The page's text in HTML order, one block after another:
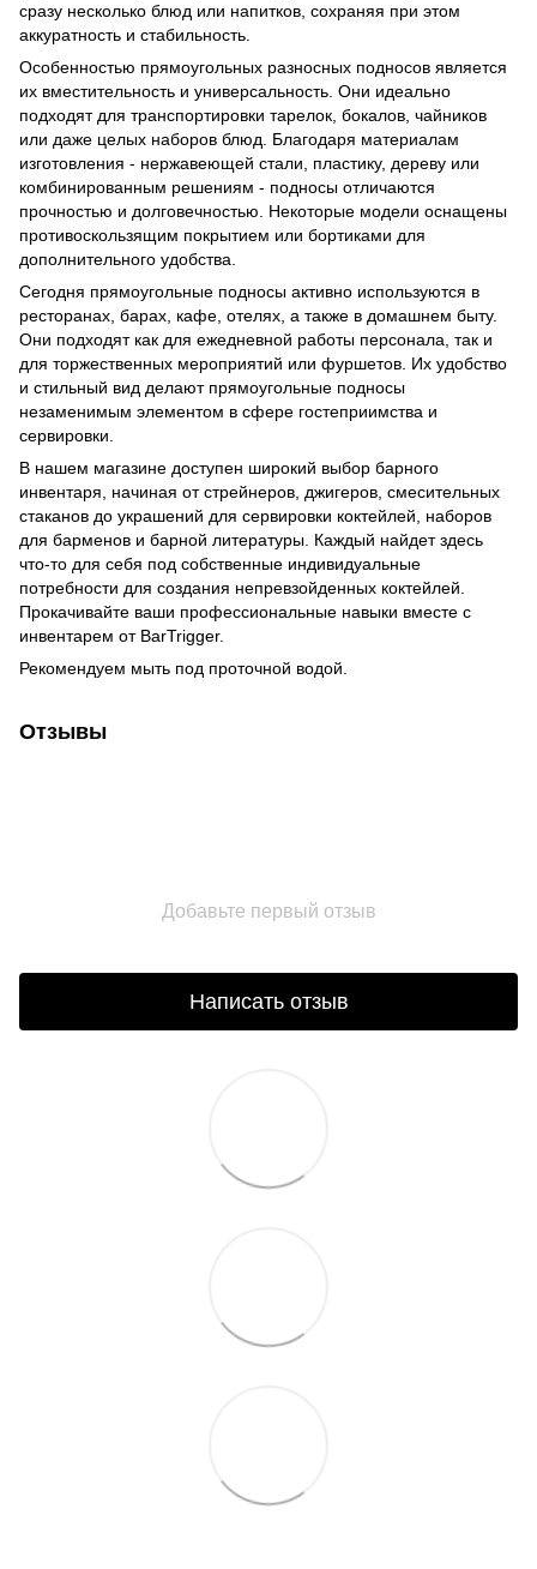
сразу несколько блюд или напитков, сохраняя при этом
аккуратность и стабильность.
Особенностью прямоугольных разносных подносов является
их вместительность и универсальность. Они идеально
подходят для транспортировки тарелок, бокалов, чайников
или даже целых наборов блюд. Благодаря материалам
изготовления - нержавеющей стали, пластику, дереву или
комбинированным решениям - подносы отличаются
прочностью и долговечностью. Некоторые модели оснащены
противоскользящим покрытием или бортиками для
дополнительного удобства.
Сегодня прямоугольные подносы активно используются в
ресторанах, барах, кафе, отелях, а также в домашнем быту.
Они подходят как для ежедневной работы персонала, так и
для торжественных мероприятий или фуршетов. Их удобство
и стильный вид делают прямоугольные подносы
незаменимым элементом в сфере гостеприимства и
сервировки.
В нашем магазине доступен широкий выбор барного
инвентаря, начиная от стрейнеров, джигеров, смесительных
стаканов до украшений для сервировки коктейлей, наборов
для барменов и барной литературы. Каждый найдет здесь
что-то для себя под собственные индивидуальные
потребности для создания непревзойденных коктейлей.
Прокачивайте ваши профессиональные навыки вместе с
инвентарем от BarTrigger.
Рекомендуем мыть под проточной водой.
Отзывы
Добавьте первый отзыв
Написать отзыв